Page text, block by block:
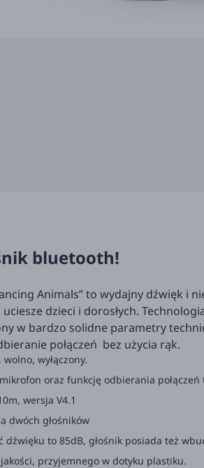
bluetooth!
Animals” to wydajny dźwięk i
dzieci i dorosłych.
w bardzo solidne parametry
połączeń bez użycia rąk.
wyłączony.
oraz funkcję odbierania połączeń
wersja V4.1
dwóch głośników
dźwięku to 85dB, głośnik posiada też
przyjemnego w dotyku plastiku.